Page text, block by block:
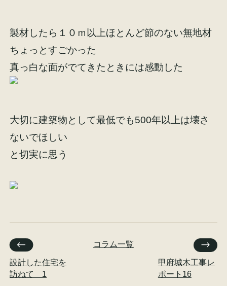
製材したら１０ｍ以上ほとんど節のない無地材
ちょっとすごかった
真っ白な面がでてきたときには感動した
大切に建築物として最低でも500年以上は壊さ
ないでほしい
と切実に思う
設計した住宅を
訪ねて 1
コラム一覧
甲府城木工事レ
ポート16